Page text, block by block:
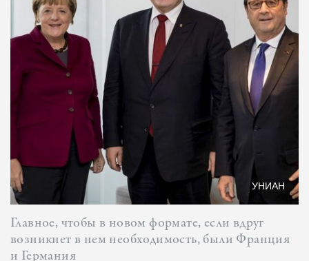
УНИАН
Главное, чтобы в новом формате, если вдруг
возникнет в нем необходимость, были Франция
и Германия